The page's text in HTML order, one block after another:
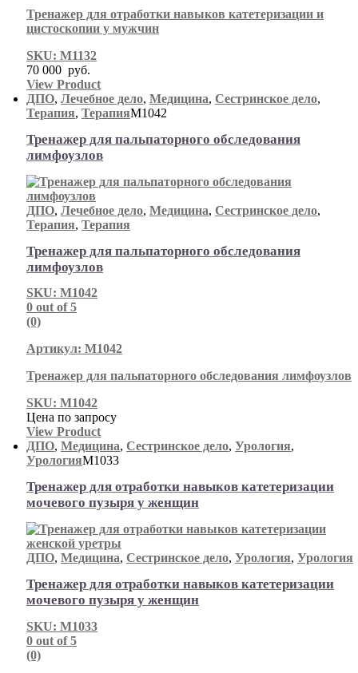
Тренажер для отработки навыков катетеризации и
цистоскопии у мужчин
SKU: М1132
70 000 руб.
View Product
ДПО, Лечебное дело, Медицина, Сестринское дело,
Терапия, ТерапияМ1042
Тренажер для пальпаторного обследования
лимфоузлов
ДПО, Лечебное дело, Медицина, Сестринское дело,
Терапия, Терапия
Тренажер для пальпаторного обследования
лимфоузлов
SKU: М1042
0 out of 5
(0)
Артикул: М1042
Тренажер для пальпаторного обследования лимфоузлов
SKU: М1042
Цена по запросу
View Product
ДПО, Медицина, Сестринское дело, Урология,
УрологияМ1033
Тренажер для отработки навыков катетеризации
мочевого пузыря у женщин
ДПО, Медицина, Сестринское дело, Урология, Урология
Тренажер для отработки навыков катетеризации
мочевого пузыря у женщин
SKU: М1033
0 out of 5
(0)